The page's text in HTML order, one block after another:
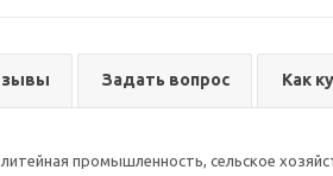
Задать вопрос Как
промышленность, сельское